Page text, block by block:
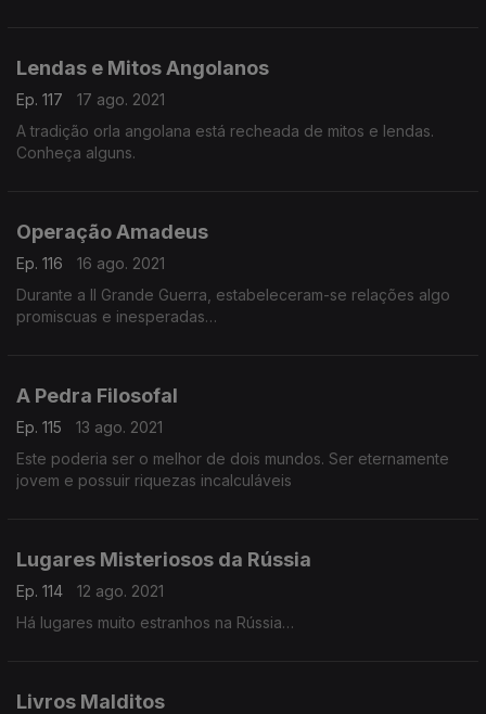
Lendas e Mitos Angolanos
Ep. 117
17 ago. 2021
A tradição orla angolana está recheada de mitos e lendas.
Conheça alguns.
Operação Amadeus
Ep. 116
16 ago. 2021
Durante a II Grande Guerra, estabeleceram-se relações algo
promiscuas e inesperadas…
A Pedra Filosofal
Ep. 115
13 ago. 2021
Este poderia ser o melhor de dois mundos. Ser eternamente
jovem e possuir riquezas incalculáveis
Lugares Misteriosos da Rússia
Ep. 114
12 ago. 2021
Há lugares muito estranhos na Rússia…
Livros Malditos